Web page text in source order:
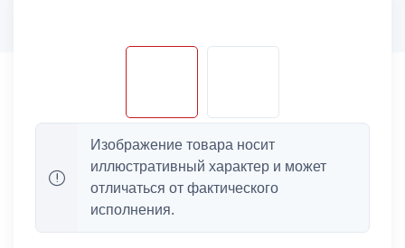
Изображение товара носит
иллюстративный характер и может
отличаться от фактического
исполнения.